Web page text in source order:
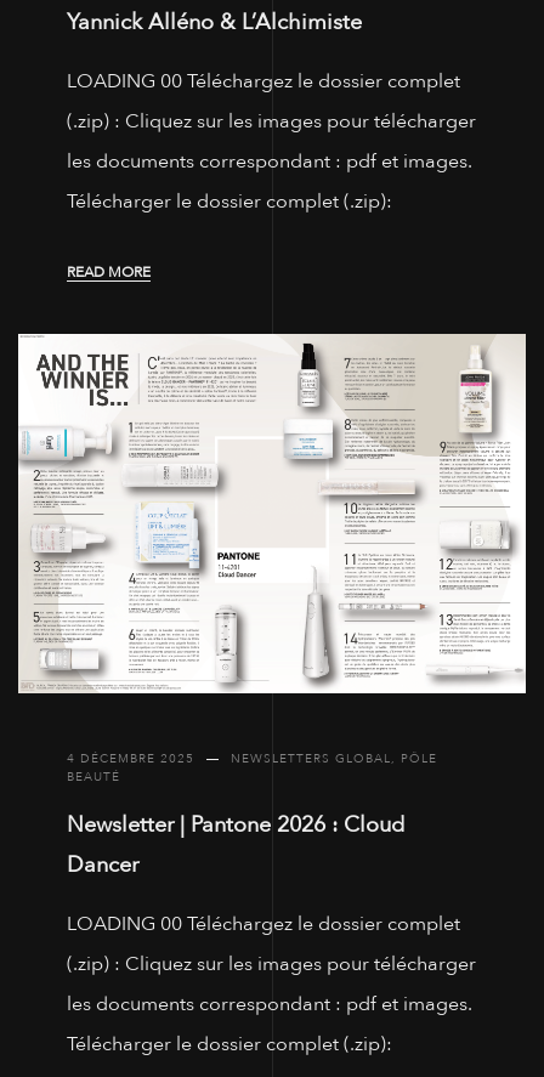
Yannick Alléno & L’Alchimiste
LOADING 00 Téléchargez le dossier complet
(.zip) : Cliquez sur les images pour télécharger
les documents correspondant : pdf et images.
Télécharger le dossier complet (.zip):
READ MORE
4 DÉCEMBRE 2025 NEWSLETTERS GLOBAL, PÔLE
BEAUTÉ
Newsletter | Pantone 2026 : Cloud
Dancer
LOADING 00 Téléchargez le dossier complet
(.zip) : Cliquez sur les images pour télécharger
les documents correspondant : pdf et images.
Télécharger le dossier complet (.zip):